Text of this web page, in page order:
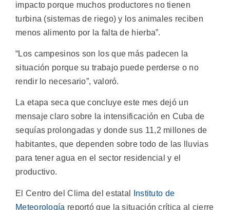
impacto porque muchos productores no tienen
turbina (sistemas de riego) y los animales reciben
menos alimento por la falta de hierba”.
“Los campesinos son los que más padecen la
situación porque su trabajo puede perderse o no
rendir lo necesario”, valoró.
La etapa seca que concluye este mes dejó un
mensaje claro sobre la intensificación en Cuba de
sequías prolongadas y donde sus 11,2 millones de
habitantes, que dependen sobre todo de las lluvias
para tener agua en el sector residencial y el
productivo.
El Centro del Clima del estatal
Instituto de
Meteorología reportó que la situación crítica al cierre